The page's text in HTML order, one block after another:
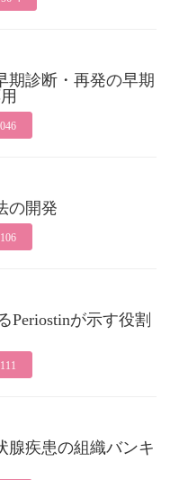
期診断・再発の早期
の開発
Periostinが示す役割
腺疾患の組織バンキ